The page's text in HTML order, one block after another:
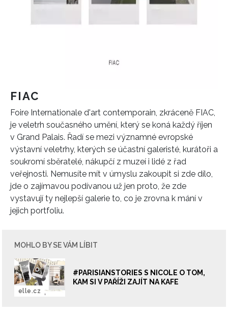
NEWSLETTER
Přihlášením k newsletteru souhlasíte s
podmínkami společnosti BurdaMedia Extra s.r.o.
potvrzujete, že jste se seznámili seZásadami
ochrany soukromí- BurdaMedia Extra s.r.o. bude s
Vašimi údaji pracovat zejména k organizaci a
FIAC
Foire Internationale d'art contemporain, zkráceně FIAC,
je veletrh současného umění, který se koná každý říjen
v Grand Palais. Řadí se mezi významné evropské
výstavní veletrhy, kterých se účastní galeristé, kurátoři a
soukromí sběratelé, nákupčí z muzeí i lidé z řad
veřejnosti. Nemusíte mít v úmyslu zakoupit si zde dílo,
jde o zajímavou podívanou už jen proto, že zde
vystavují ty nejlepší galerie to, co je zrovna k mání v
jejich portfoliu.
MOHLO BY SE VÁM LÍBIT
#PARISIANSTORIES S NICOLE O TOM,
KAM SI V PAŘÍŽI ZAJÍT NA KAFE
elle.cz